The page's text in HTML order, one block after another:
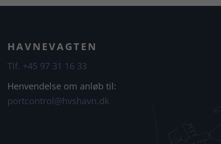
HAVNEVAGTEN
Tlf. +45 97 31 16 33
Henvendelse om anløb til:
portcontrol@hvshavn.dk